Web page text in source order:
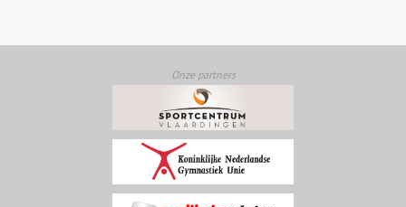
Onze partners